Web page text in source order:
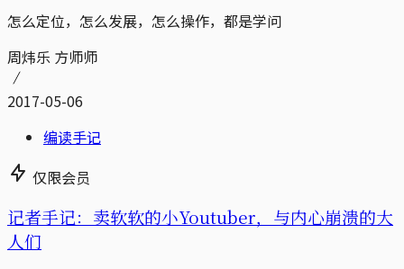
怎么定位，怎么发展，怎么操作，都是学问
周炜乐 方师师
2017-05-06
编读手记
仅限会员
记者手记：卖软软的小Youtuber，与内心崩溃的大
人们